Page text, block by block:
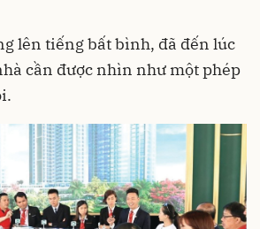
lên tiếng bất bình, đã đến lúc
cần được nhìn như một phép